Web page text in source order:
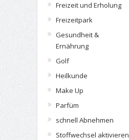
Freizeit und Erholung
Freizeitpark
Gesundheit &
Ernährung
Golf
Heilkunde
Make Up
Parfüm
schnell Abnehmen
Stoffwechsel aktivieren